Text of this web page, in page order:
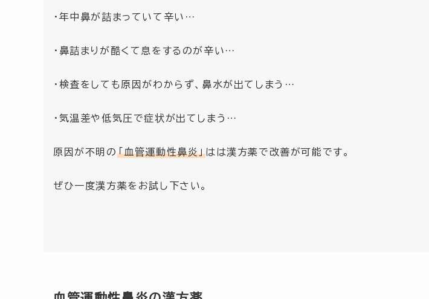
・年中鼻が詰まっていて辛い…
・鼻詰まりが酷くて息をするのが辛い…
・検査をしても原因がわからず、鼻水が出てしまう…
・気温差や低気圧で症状が出てしまう…
原因が不明の 「血管運動性鼻炎」はは漢方薬で改善が可能です。
ぜひ一度漢方薬をお試し下さい。